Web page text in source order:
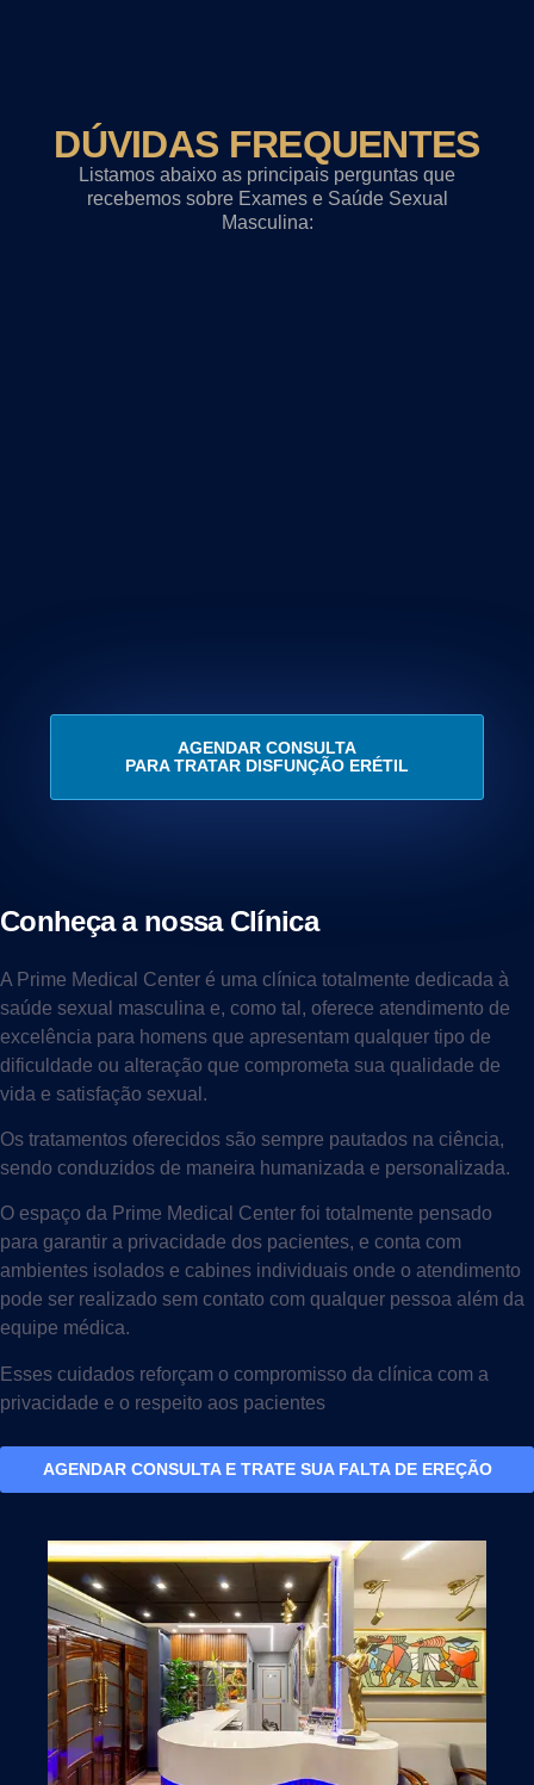
DÚVIDAS FREQUENTES
Listamos abaixo as principais perguntas que
recebemos sobre Exames e Saúde Sexual
Masculina:
AGENDAR CONSULTA
PARA TRATAR DISFUNÇÃO ERÉTIL
Conheça a nossa Clínica
A Prime Medical Center é uma clínica totalmente dedicada à
saúde sexual masculina e, como tal, oferece atendimento de
excelência para homens que apresentam qualquer tipo de
dificuldade ou alteração que comprometa sua qualidade de
vida e satisfação sexual.
Os tratamentos oferecidos são sempre pautados na ciência,
sendo conduzidos de maneira humanizada e personalizada.
O espaço da Prime Medical Center foi totalmente pensado
para garantir a privacidade dos pacientes, e conta com
ambientes isolados e cabines individuais onde o atendimento
pode ser realizado sem contato com qualquer pessoa além da
equipe médica.
Esses cuidados reforçam o compromisso da clínica com a
privacidade e o respeito aos pacientes
AGENDAR CONSULTA E TRATE SUA FALTA DE EREÇÃO